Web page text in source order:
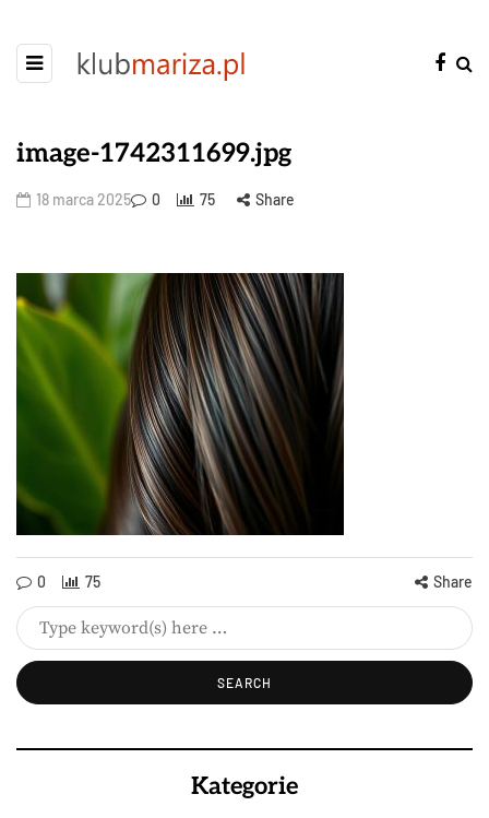
image-1742311699.jpg
18 marca 2025 0 75 Share
0 75 Share
Kategorie